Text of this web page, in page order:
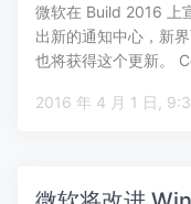
微软在 Build 2016 上
出新的通知中心，新
也将获得这个更新。
2016 年